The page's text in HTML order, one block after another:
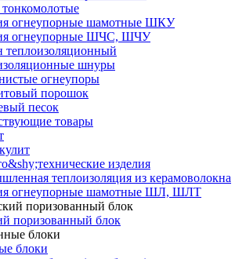
огнеупорные шамотные ШКУ
огнеупорные ШЧС, ШЧУ
теплоизоляционный
шнуры
огнеупоры
порошок
песок
товары
изделия
теплоизоляция из керамоволокна
огнеупорные шамотные ШЛ, ШЛТ
поризованный блок
блоки